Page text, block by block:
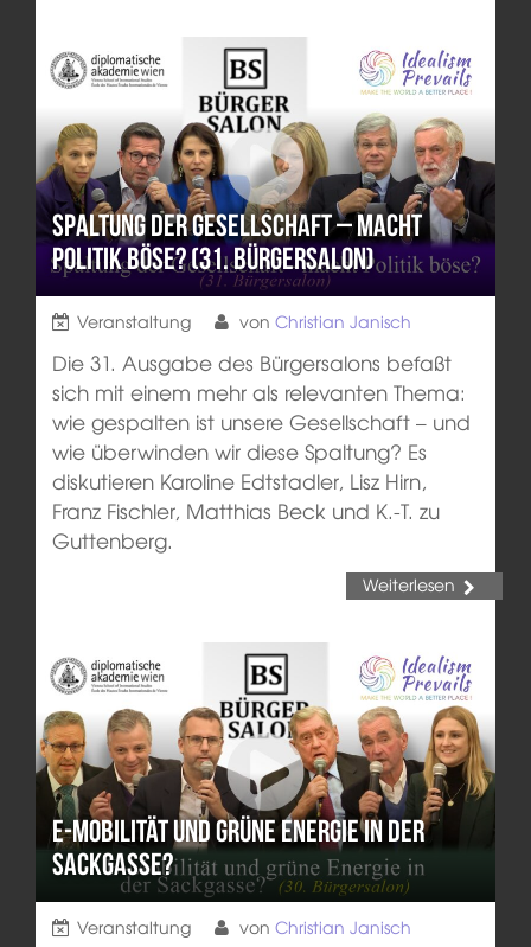
Spaltung der Gesellschaft – macht
Politik böse? (31. Bürgersalon)
Veranstaltung von Christian Janisch
Die 31. Ausgabe des Bürgersalons befaßt
sich mit einem mehr als relevanten Thema:
wie gespalten ist unsere Gesellschaft – und
wie überwinden wir diese Spaltung? Es
diskutieren Karoline Edtstadler, Lisz Hirn,
Franz Fischler, Matthias Beck und K.-T. zu
Guttenberg.
Weiterlesen
E-Mobilität und grüne Energie in der
Sackgasse?
Veranstaltung von Christian Janisch